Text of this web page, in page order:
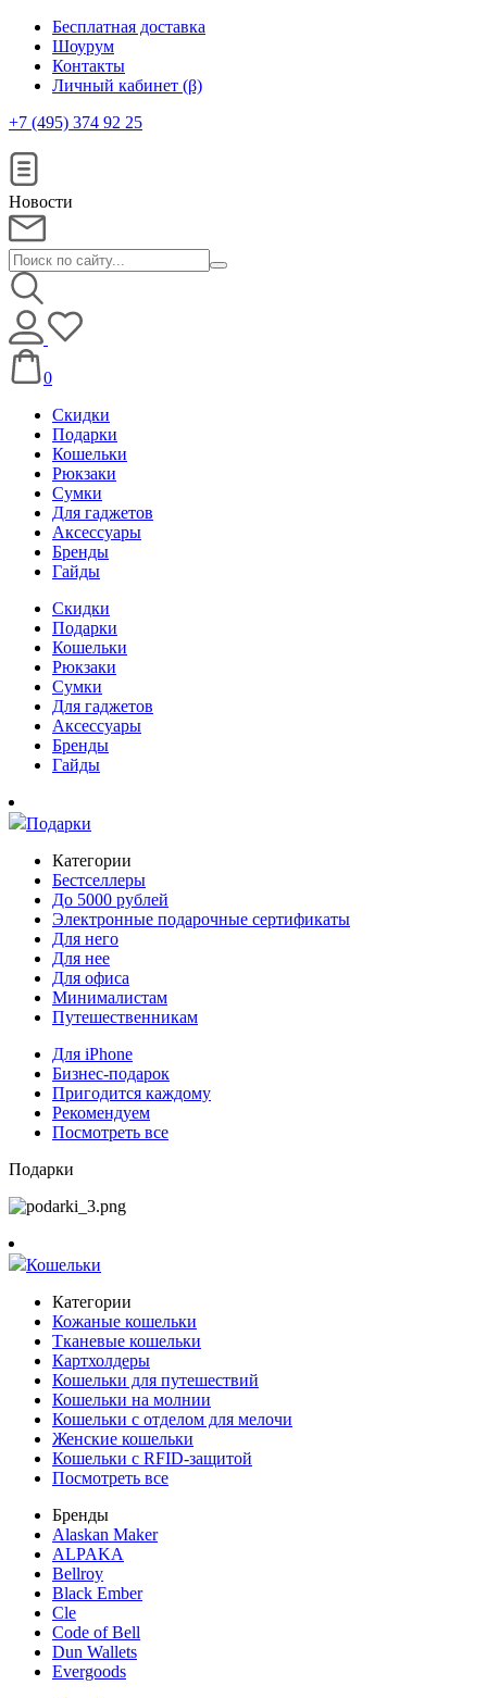
Бесплатная доставка
Шоурум
Контакты
Личный кабинет (β)
+7 (495) 374 92 25
Новости
0
Скидки
Подарки
Кошельки
Рюкзаки
Сумки
Для гаджетов
Аксессуары
Бренды
Гайды
Скидки
Подарки
Кошельки
Рюкзаки
Сумки
Для гаджетов
Аксессуары
Бренды
Гайды
Подарки
Категории
Бестселлеры
До 5000 рублей
Электронные подарочные сертификаты
Для него
Для нее
Для офиса
Минималистам
Путешественникам
Для iPhone
Бизнес-подарок
Пригодится каждому
Рекомендуем
Посмотреть все
Подарки
Кошельки
Категории
Кожаные кошельки
Тканевые кошельки
Картхолдеры
Кошельки для путешествий
Кошельки на молнии
Кошельки с отделом для мелочи
Женские кошельки
Кошельки с RFID-защитой
Посмотреть все
Бренды
Alaskan Maker
ALPAKA
Bellroy
Black Ember
Cle
Code of Bell
Dun Wallets
Evergoods